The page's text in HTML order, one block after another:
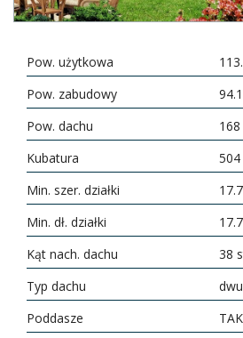
Pow. użytkowa
Pow. zabudowy
Pow. dachu
Kubatura
Min. szer. działki
Min. dł. działki
Kąt nach. dachu
38
Typ dachu
Poddasze
TAK